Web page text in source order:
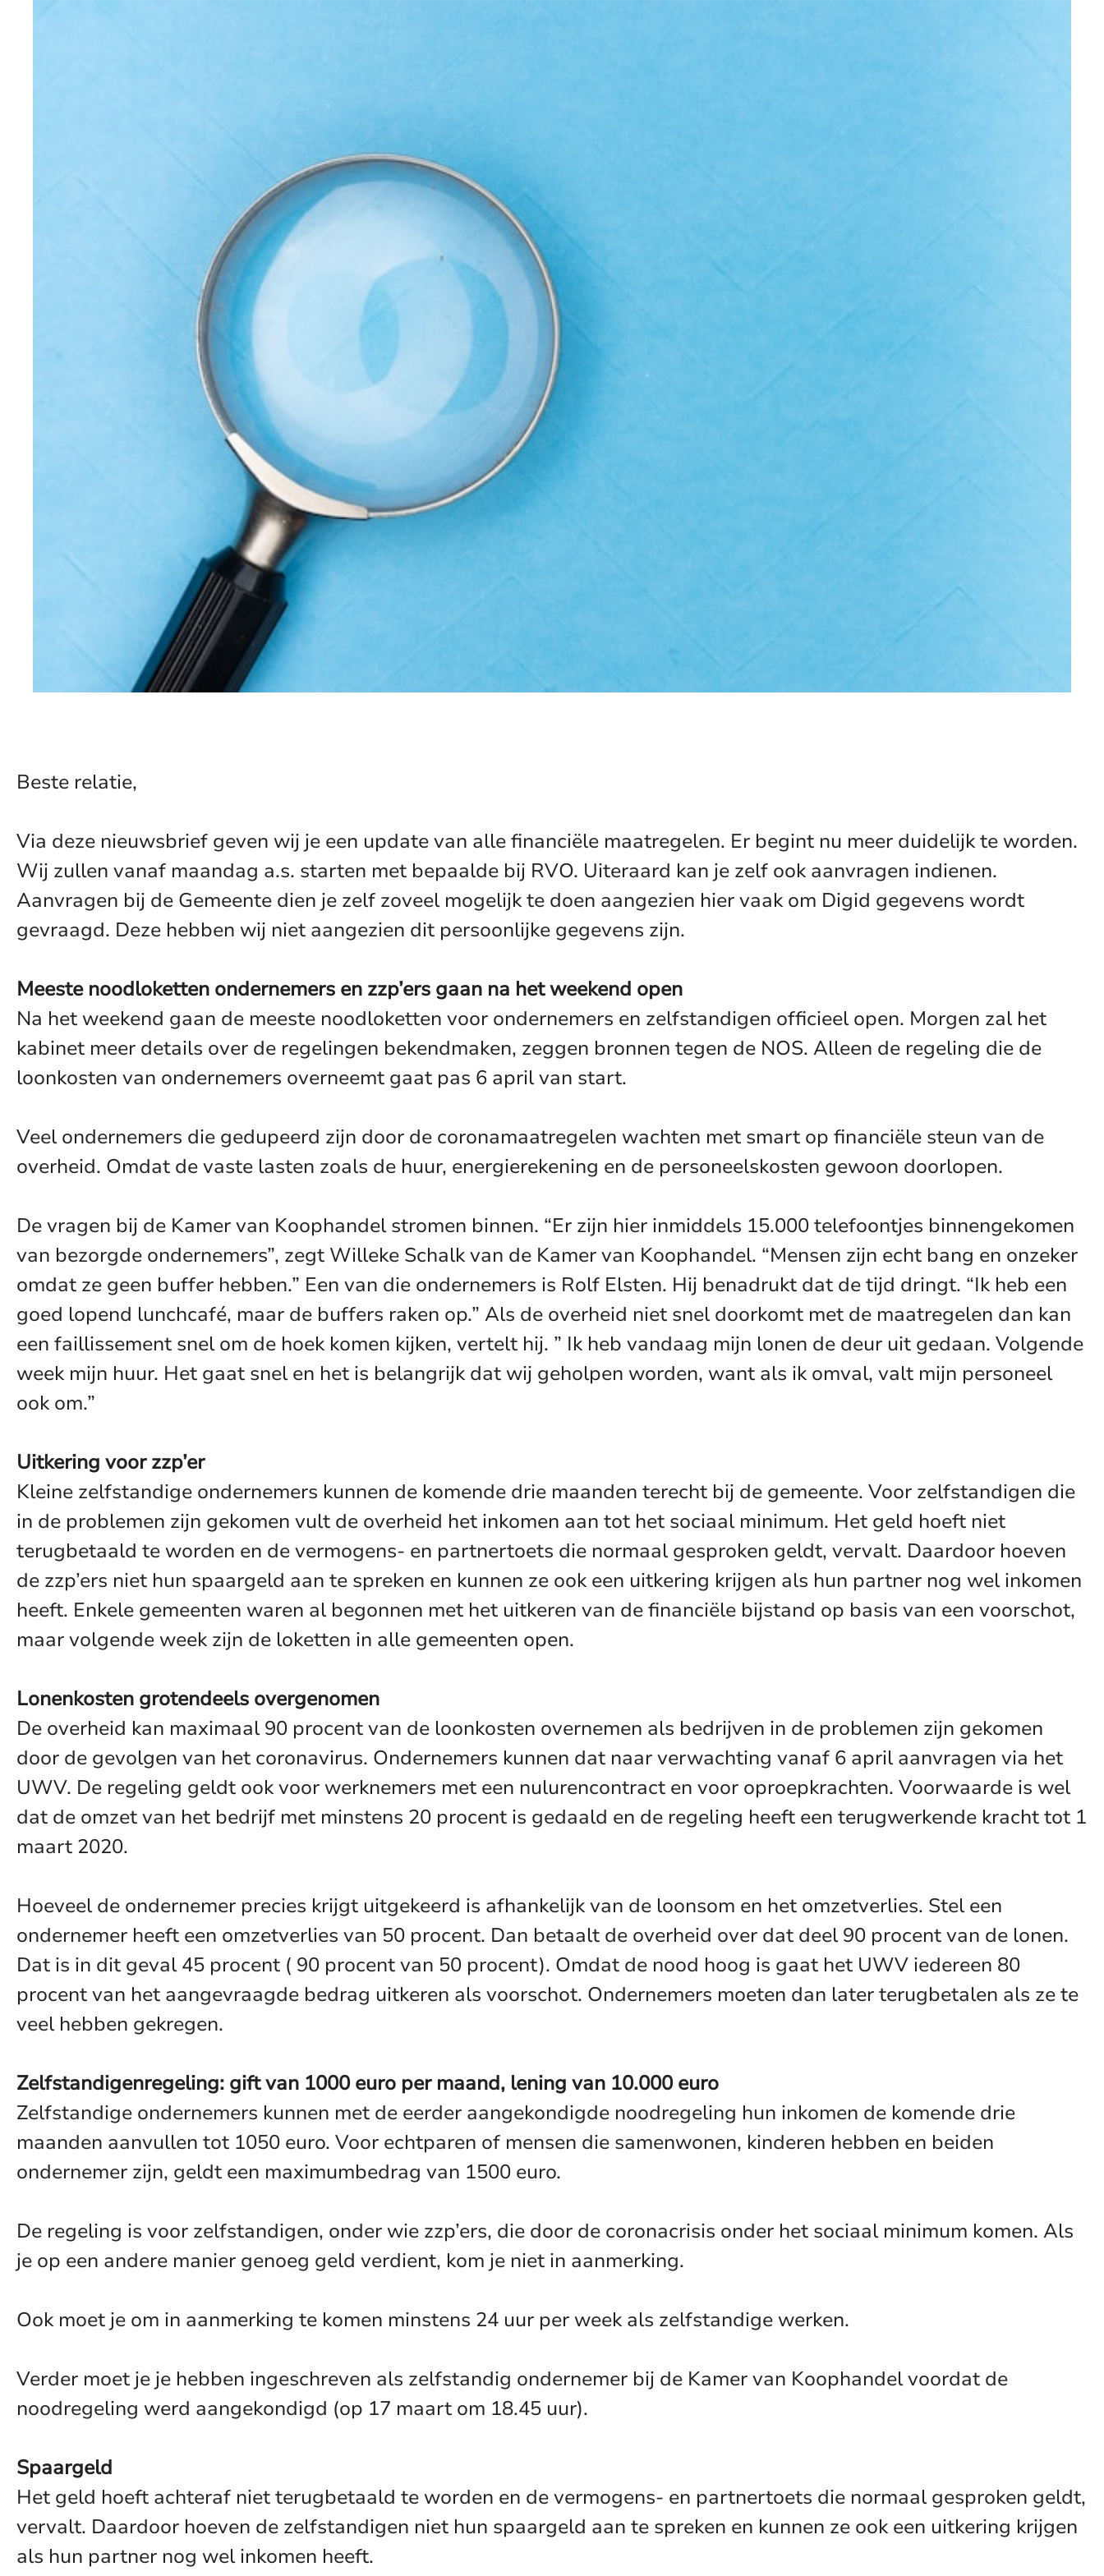
Beste relatie,
Via deze nieuwsbrief geven wij je een update van alle financiële maatregelen. Er begint nu meer duidelijk te worden.
Wij zullen vanaf maandag a.s. starten met bepaalde bij RVO. Uiteraard kan je zelf ook aanvragen indienen.
Aanvragen bij de Gemeente dien je zelf zoveel mogelijk te doen aangezien hier vaak om Digid gegevens wordt
gevraagd. Deze hebben wij niet aangezien dit persoonlijke gegevens zijn.
Meeste noodloketten ondernemers en zzp’ers gaan na het weekend open
Na het weekend gaan de meeste noodloketten voor ondernemers en zelfstandigen officieel open. Morgen zal het
kabinet meer details over de regelingen bekendmaken, zeggen bronnen tegen de NOS. Alleen de regeling die de
loonkosten van ondernemers overneemt gaat pas 6 april van start.
Veel ondernemers die gedupeerd zijn door de coronamaatregelen wachten met smart op financiële steun van de
overheid. Omdat de vaste lasten zoals de huur, energierekening en de personeelskosten gewoon doorlopen.
De vragen bij de Kamer van Koophandel stromen binnen. “Er zijn hier inmiddels 15.000 telefoontjes binnengekomen
van bezorgde ondernemers”, zegt Willeke Schalk van de Kamer van Koophandel. “Mensen zijn echt bang en onzeker
omdat ze geen buffer hebben.” Een van die ondernemers is Rolf Elsten. Hij benadrukt dat de tijd dringt. “Ik heb een
goed lopend lunchcafé, maar de buffers raken op.” Als de overheid niet snel doorkomt met de maatregelen dan kan
een faillissement snel om de hoek komen kijken, vertelt hij. ” Ik heb vandaag mijn lonen de deur uit gedaan. Volgende
week mijn huur. Het gaat snel en het is belangrijk dat wij geholpen worden, want als ik omval, valt mijn personeel
ook om.”
Uitkering voor zzp’er
Kleine zelfstandige ondernemers kunnen de komende drie maanden terecht bij de gemeente. Voor zelfstandigen die
in de problemen zijn gekomen vult de overheid het inkomen aan tot het sociaal minimum. Het geld hoeft niet
terugbetaald te worden en de vermogens- en partnertoets die normaal gesproken geldt, vervalt. Daardoor hoeven
de zzp’ers niet hun spaargeld aan te spreken en kunnen ze ook een uitkering krijgen als hun partner nog wel inkomen
heeft. Enkele gemeenten waren al begonnen met het uitkeren van de financiële bijstand op basis van een voorschot,
maar volgende week zijn de loketten in alle gemeenten open.
Lonenkosten grotendeels overgenomen
De overheid kan maximaal 90 procent van de loonkosten overnemen als bedrijven in de problemen zijn gekomen
door de gevolgen van het coronavirus. Ondernemers kunnen dat naar verwachting vanaf 6 april aanvragen via het
UWV. De regeling geldt ook voor werknemers met een nulurencontract en voor oproepkrachten. Voorwaarde is wel
dat de omzet van het bedrijf met minstens 20 procent is gedaald en de regeling heeft een terugwerkende kracht tot 1
maart 2020.
Hoeveel de ondernemer precies krijgt uitgekeerd is afhankelijk van de loonsom en het omzetverlies. Stel een
ondernemer heeft een omzetverlies van 50 procent. Dan betaalt de overheid over dat deel 90 procent van de lonen.
Dat is in dit geval 45 procent ( 90 procent van 50 procent). Omdat de nood hoog is gaat het UWV iedereen 80
procent van het aangevraagde bedrag uitkeren als voorschot. Ondernemers moeten dan later terugbetalen als ze te
veel hebben gekregen.
Zelfstandigenregeling: gift van 1000 euro per maand, lening van 10.000 euro
Zelfstandige ondernemers kunnen met de eerder aangekondigde noodregeling hun inkomen de komende drie
maanden aanvullen tot 1050 euro. Voor echtparen of mensen die samenwonen, kinderen hebben en beiden
ondernemer zijn, geldt een maximumbedrag van 1500 euro.
De regeling is voor zelfstandigen, onder wie zzp’ers, die door de coronacrisis onder het sociaal minimum komen. Als
je op een andere manier genoeg geld verdient, kom je niet in aanmerking.
Ook moet je om in aanmerking te komen minstens 24 uur per week als zelfstandige werken.
Verder moet je je hebben ingeschreven als zelfstandig ondernemer bij de Kamer van Koophandel voordat de
noodregeling werd aangekondigd (op 17 maart om 18.45 uur).
Spaargeld
Het geld hoeft achteraf niet terugbetaald te worden en de vermogens- en partnertoets die normaal gesproken geldt,
vervalt. Daardoor hoeven de zelfstandigen niet hun spaargeld aan te spreken en kunnen ze ook een uitkering krijgen
als hun partner nog wel inkomen heeft.